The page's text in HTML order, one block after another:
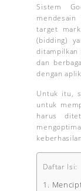
Sistem
target
(bidding)
ditampilkan
dan
dengan
Untuk itu,
untuk
harus
Daftar Isi:
1.